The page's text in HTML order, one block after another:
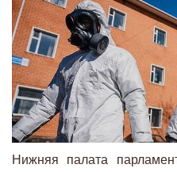
Нижняя палата